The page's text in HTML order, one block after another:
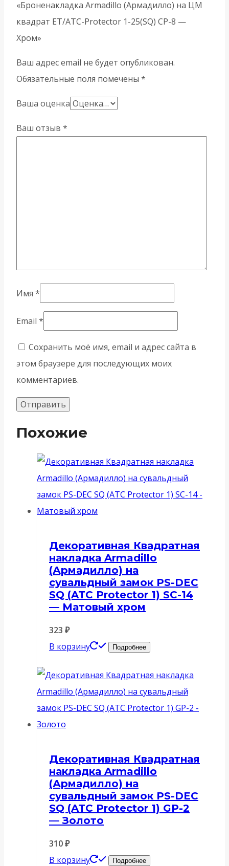
«Броненакладка Armadillo (Армадилло) на ЦМ
квадрат ET/ATC-Protector 1-25(SQ) CP-8 —
Хром»
Ваш адрес email не будет опубликован.
Обязательные поля помечены *
Ваша оценка
Ваш отзыв *
Имя *
Email *
Сохранить моё имя, email и адрес сайта в
этом браузере для последующих моих
комментариев.
Похожие
Декоративная Квадратная
накладка Armadillo
(Армадилло) на
сувальдный замок PS-DEC
SQ (ATC Protector 1) SC-14
— Матовый хром
323 ₽
В корзину
Подробнее
Декоративная Квадратная
накладка Armadillo
(Армадилло) на
сувальдный замок PS-DEC
SQ (ATC Protector 1) GP-2
— Золото
310₽
В корзину
Подробнее